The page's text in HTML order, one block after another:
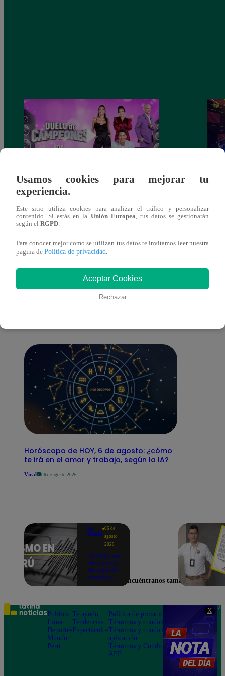
X
Duelo de Campeones – Sábado 29 de
abril de 2023 – Programa Completo
También te puede
Horóscopo de HOY, 6 de agosto: ¿cómo
te irá en el amor y trabajo, según la IA?
Viral 06 de agosto 2026
Te
ayudo
06 de
agosto
2026
Temblor en
Perú hoy, 6
de agosto:
horario y
según IGP
Usamos cookies para mejorar tu
experiencia.
Este sitio utiliza cookies para analizar el tráfico y personalizar
contenido. Si estás en la Unión Europea, tus datos se gestionarán
según el RGPD.
Para conocer mejor como se utilizan tus datos te invitamos leer nuestra
pagina de Política de privacidad.
Aceptar Cookies
Rechazar
Encuéntranos también en
Política
Lima
Deportes
Mundo
Perú
Te ayudo
Tendencias
Espectáculos
Política de privacidad
Términos y condiciones
Términos y condiciones
aplicación
Términos y Condiciones
APP
Teléfono: 219
Av. San
Felipe 968
Jesús María